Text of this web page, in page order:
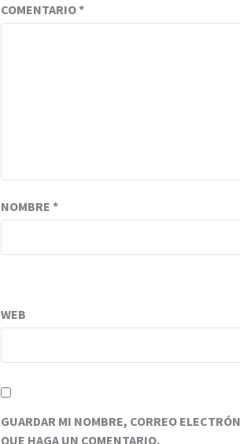
COMENTARIO*
NOMBRE *
WEB
GUARDAR MI NOMBRE, CORREO
QUE HAGA UN COMENTARIO.